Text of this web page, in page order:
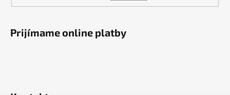
Prijímame online platby